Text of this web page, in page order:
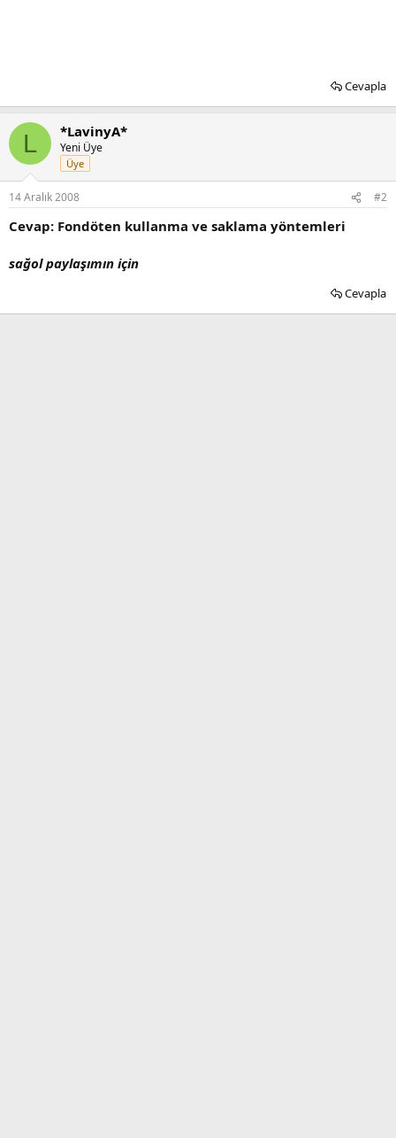
Cevapla
L *LavinyA*
Yeni Üye
Üye
14 Aralık 2008 #2
Cevap: Fondöten kullanma ve saklama yöntemleri
sağol paylaşımın için
Cevapla